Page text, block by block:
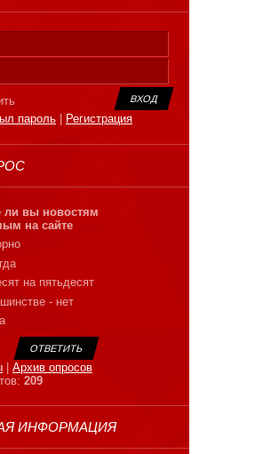
пароль
Регистрация
ли вы новостям
на сайте
на пятьдесят
- нет
Архив опросов
209
ИНФОРМАЦИЯ